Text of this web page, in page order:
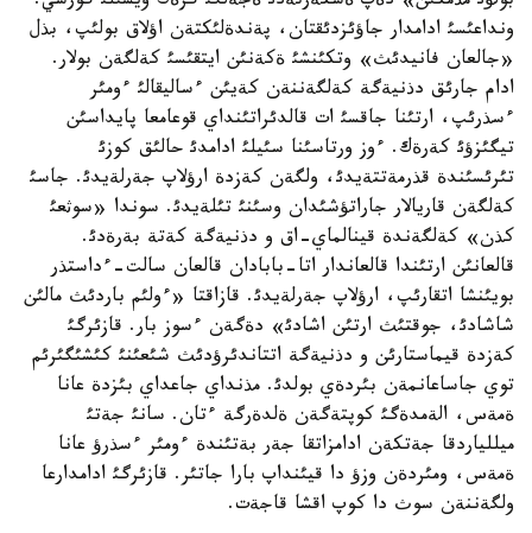
ونداعئسئ ادامدار جاؤئزدئقتان، پةندةلئكتةن اؤلاق بولئپ، بذل
«جالعان فانيدئث» وتكئنشئ ةكةنئن ايتقئسئ كةلگةن بولار.
ادام جارئق دذنيةگة كةلگةننةن كةيئن ءساليقالئ ءومئر
ءسذرئپ، ارتئنا جاقسئ ات قالدئراتئنداي قوعامعا پايداسئن
تيگئزؤئ كةرةك. ءوز ورتاسئنا سئيلئ ادامدئ حالئق كوزئ
تئرئسئندة قذرمةتتةيدئ، ولگةن كةزدة ارؤلاپ جةرلةيدئ. جاسئ
كةلگةن قاريالار جاراتؤشئدان وسئنئ تئلةيدئ. سوندا «سوثعئ
كذن» كةلگةندة قينالماي-اق و دذنيةگة كةتة بةرةدئ.
قالعانئن ارتئندا قالعاندار اتا-بابادان قالعان سالت-ءداستذر
بويئنشا اتقارئپ، ارؤلاپ جةرلةيدئ. قازاقتا «ءولئم باردئث مالئن
شاشادئ، جوقتئث ارتئن اشادئ» دةگةن ءسوز بار. قازئرگئ
كةزدة قيماستارئن و دذنيةگة اتتاندئرؤدئث شئعئنئ كئشئگئرئم
توي جاساعانمةن بئردةي بولدئ. مذنداي جاعداي بئزدة عانا
ةمةس، الةمدةگئ كوپتةگةن ةلدةرگة ءتان. سانئ جةتئ
ميللياردقا جةتكةن ادامزاتقا جةر بةتئندة ءومئر ءسذرؤ عانا
ةمةس، ومئردةن وزؤ دا قيئنداپ بارا جاتئر. قازئرگئ ادامدارعا
ولگةننةن سوث دا كوپ اقشا قاجةت.